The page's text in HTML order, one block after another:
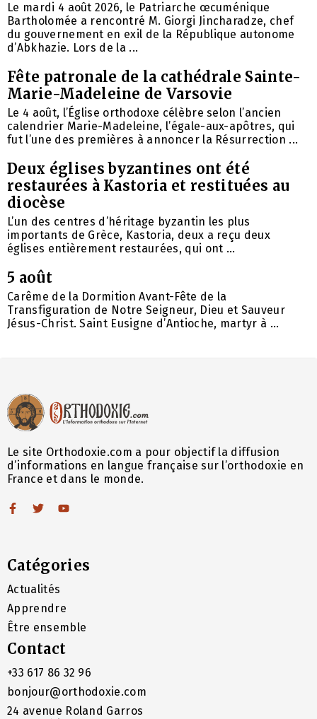
Le mardi 4 août 2026, le Patriarche œcuménique
Bartholomée a rencontré M. Giorgi Jincharadze, chef
du gouvernement en exil de la République autonome
d’Abkhazie. Lors de la ...
Fête patronale de la cathédrale Sainte-
Marie-Madeleine de Varsovie
Le 4 août, l’Église orthodoxe célèbre selon l’ancien
calendrier Marie-Madeleine, l’égale-aux-apôtres, qui
fut l’une des premières à annoncer la Résurrection ...
Deux églises byzantines ont été
restaurées à Kastoria et restituées au
diocèse
L’un des centres d’héritage byzantin les plus
importants de Grèce, Kastoria, deux a reçu deux
églises entièrement restaurées, qui ont ...
5 août
Carême de la Dormition Avant-Fête de la
Transfiguration de Notre Seigneur, Dieu et Sauveur
Jésus-Christ. Saint Eusigne d’Antioche, martyr à ...
Le site Orthodoxie.com a pour objectif la diffusion
d’informations en langue française sur l’orthodoxie en
France et dans le monde.
Catégories
Actualités
Apprendre
Être ensemble
Contact
+33 617 86 32 96
bonjour@orthodoxie.com
24 avenue Roland Garros